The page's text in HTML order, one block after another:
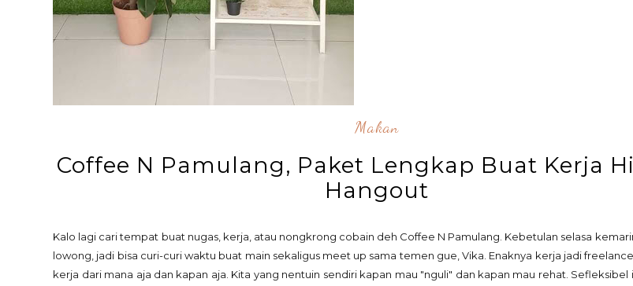
Makan
Coffee N Pamulang, Paket Lengkap Buat Kerja
Hangout
Kalo lagi cari tempat buat nugas, kerja, atau nongkrong cobain deh Coffee N Pamulang. Kebetulan selasa
lowong, jadi bisa curi-curi waktu buat main sekaligus meet up sama temen gue, Vika. Enaknya kerja jadi
kerja dari mana aja dan kapan aja. Kita yang nentuin sendiri kapan mau "nguli" dan kapan mau rehat. Sefleksibel